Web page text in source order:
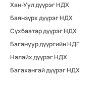
Хан-Уул дүүрэг НДХ
Баянзүрх дүүрэг НДХ
Сүхбаатар дүүрэг НДХ
Багануур дүүргийн НДГ
Налайх дүүрэг НДХ
Багахангай дүүрэг НДХ